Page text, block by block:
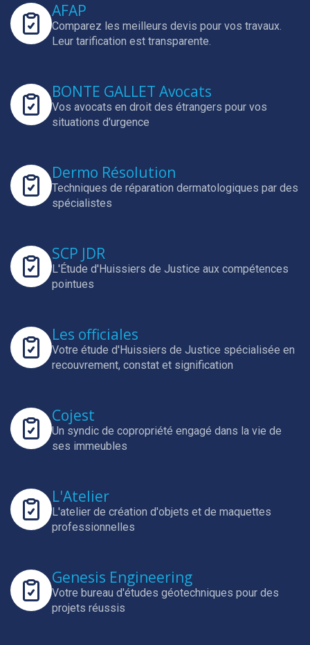
AFAP
Comparez les meilleurs devis pour vos travaux.
Leur tarification est transparente.
BONTE GALLET Avocats
Vos avocats en droit des étrangers pour vos
situations d'urgence
Dermo Résolution
Techniques de réparation dermatologiques par des
spécialistes
SCP JDR
L'Étude d'Huissiers de Justice aux compétences
pointues
Les officiales
Votre étude d'Huissiers de Justice spécialisée en
recouvrement, constat et signification
Cojest
Un syndic de copropriété engagé dans la vie de
ses immeubles
L'Atelier
L'atelier de création d'objets et de maquettes
professionnelles
Genesis Engineering
Votre bureau d'études géotechniques pour des
projets réussis